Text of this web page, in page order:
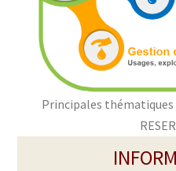
Principales thématiques